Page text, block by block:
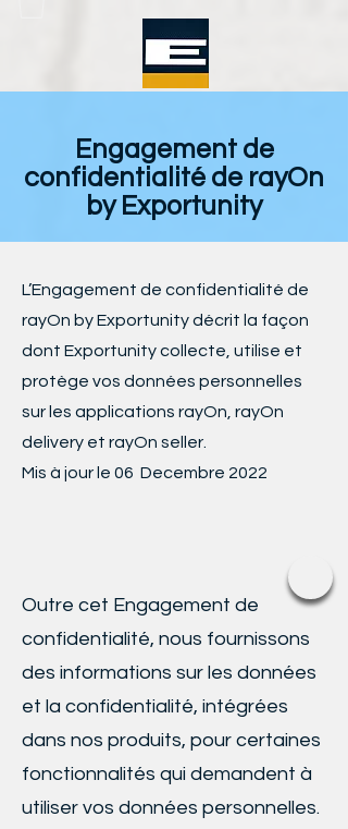
Engagement de
confidentialité de rayOn
by Exportunity
L’Engagement de confidentialité de
rayOn by Exportunity décrit la façon
dont Exportunity collecte, utilise et
protège vos données personnelles
sur les applications rayOn, rayOn
delivery et rayOn seller.
Mis à jour le 06 Decembre 2022
Outre cet Engagement de
confidentialité, nous fournissons
des informations sur les données
et la confidentialité, intégrées
dans nos produits, pour certaines
fonctionnalités qui demandent à
utiliser vos données personnelles.